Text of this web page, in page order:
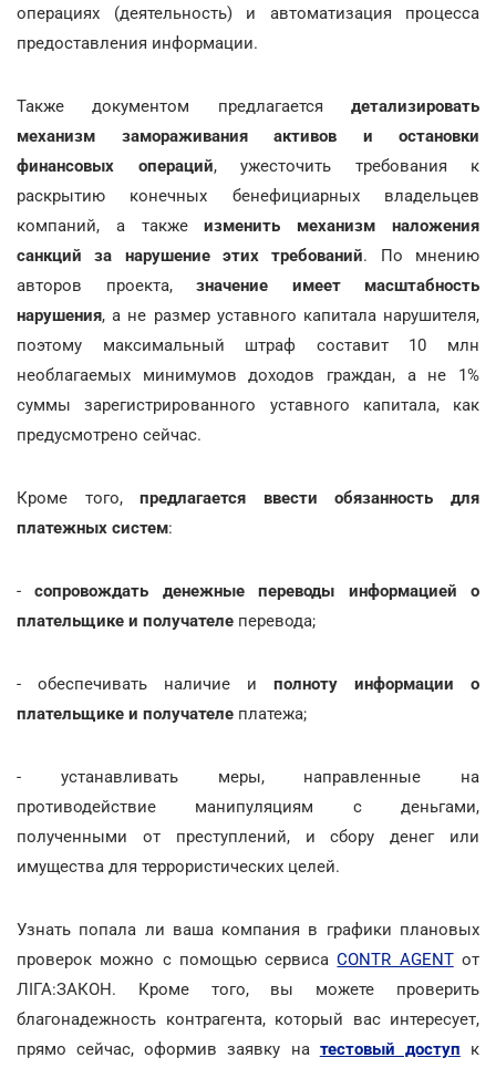
операциях (деятельность) и автоматизация процесса
предоставления информации.
Также документом предлагается детализировать
механизм замораживания активов и остановки
финансовых операций, ужесточить требования к
раскрытию конечных бенефициарных владельцев
компаний, а такжеизменить механизм наложения
санкций за нарушение этих требований. По мнению
авторов проекта, значение имеет масштабность
нарушения, а не размер уставного капитала нарушителя,
поэтому максимальный штраф составит 10 млн
необлагаемых минимумов доходов граждан, а не 1%
суммы зарегистрированного уставного капитала, как
предусмотрено сейчас.
Кроме того,предлагается ввести обязанность для
платежных систем:
-сопровождать денежные переводы информацией о
плательщике и получателе перевода;
- обеспечивать наличие и полноту информации о
плательщике и получателе платежа;
- устанавливать меры, направленные на
противодействие манипуляциям с деньгами,
полученными от преступлений, и сбору денег или
имущества для террористических целей.
Узнать попала ли ваша компания в графики плановых
проверок можно с помощью сервисаCONTR AGENTот
ЛІГА:ЗАКОН. Кроме того, вы можете проверить
благонадежность контрагента, который вас интересует,
прямо сейчас, оформив заявку на тестовый доступ к